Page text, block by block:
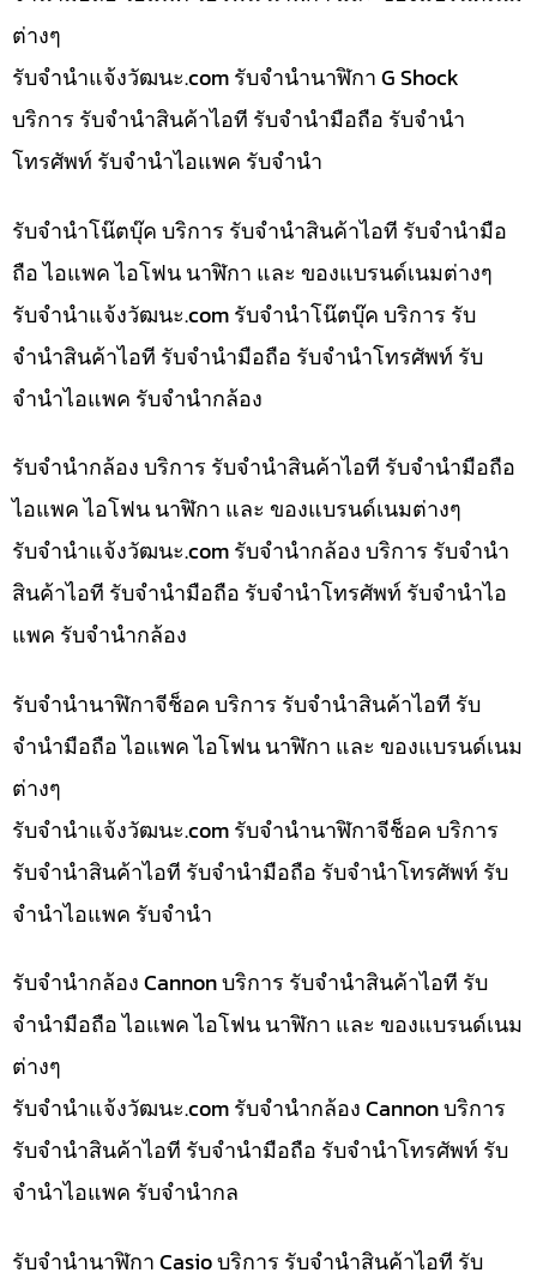
ต่างๆ
รับจํานําแจ้งวัฒนะ.com รับจำนำนาฬิกา G Shock
บริการ รับจำนำสินค้าไอที รับจำนำมือถือ รับจำนำ
โทรศัพท์ รับจำนำไอแพค รับจำนำ
รับจำนำโน๊ตบุ๊ค บริการ รับจำนำสินค้าไอที รับจำนำมือ
ถือ ไอแพค ไอโฟน นาฬิกา และ ของแบรนด์เนมต่างๆ
รับจํานําแจ้งวัฒนะ.com รับจำนำโน๊ตบุ๊ค บริการ รับ
จำนำสินค้าไอที รับจำนำมือถือ รับจำนำโทรศัพท์ รับ
จำนำไอแพค รับจำนำกล้อง
รับจำนำกล้อง บริการ รับจำนำสินค้าไอที รับจำนำมือถือ
ไอแพค ไอโฟน นาฬิกา และ ของแบรนด์เนมต่างๆ
รับจํานําแจ้งวัฒนะ.com รับจำนำกล้อง บริการ รับจำนำ
สินค้าไอที รับจำนำมือถือ รับจำนำโทรศัพท์ รับจำนำไอ
แพค รับจำนำกล้อง
รับจำนำนาฬิกาจีช็อค บริการ รับจำนำสินค้าไอที รับ
จำนำมือถือ ไอแพค ไอโฟน นาฬิกา และ ของแบรนด์เนม
ต่างๆ
รับจํานําแจ้งวัฒนะ.com รับจำนำนาฬิกาจีช็อค บริการ
รับจำนำสินค้าไอที รับจำนำมือถือ รับจำนำโทรศัพท์ รับ
จำนำไอแพค รับจำนำ
รับจำนำกล้อง Cannon บริการ รับจำนำสินค้าไอที รับ
จำนำมือถือ ไอแพค ไอโฟน นาฬิกา และ ของแบรนด์เนม
ต่างๆ
รับจํานําแจ้งวัฒนะ.com รับจำนำกล้อง Cannon บริการ
รับจำนำสินค้าไอที รับจำนำมือถือ รับจำนำโทรศัพท์ รับ
จำนำไอแพค รับจำนำกล
รับจำนำนาฬิกา Casio บริการ รับจำนำสินค้าไอที รับ